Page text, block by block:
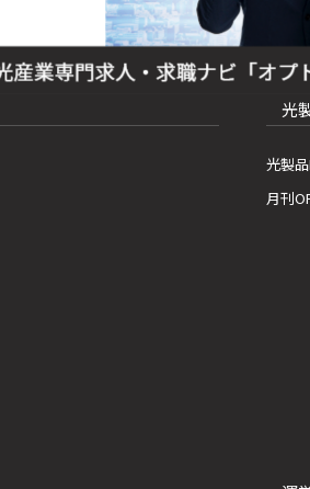
光
光製
月刊